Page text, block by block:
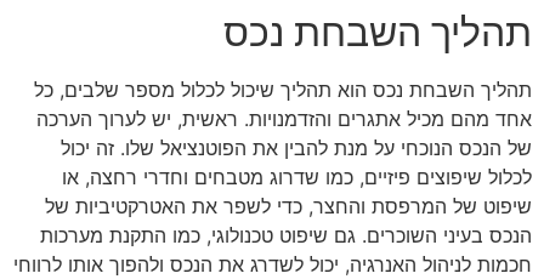
תהליך השבחת נכס
תהליך השבחת נכס הוא תהליך שיכול לכלול מספר שלבים, כל
אחד מהם מכיל אתגרים והזדמנויות. ראשית, יש לערוך הערכה
של הנכס הנוכחי על מנת להבין את הפוטנציאל שלו. זה יכול
לכלול שיפוצים פיזיים, כמו שדרוג מטבחים וחדרי רחצה, או
שיפוט של המרפסת והחצר, כדי לשפר את האטרקטיביות של
הנכס בעיני השוכרים. גם שיפוט טכנולוגי, כמו התקנת מערכות
חכמות לניהול האנרגיה, יכול לשדרג את הנכס ולהפוך אותו לרווחי